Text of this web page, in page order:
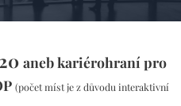
aneb kariérohraní pro
(počet míst je z důvodu interaktivní